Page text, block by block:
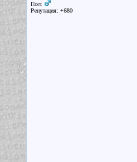
Пол:
Репутация: +680